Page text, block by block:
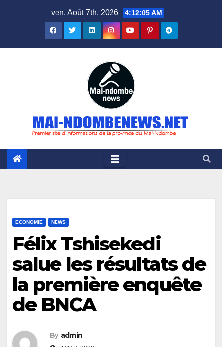
ven. Août 7th, 2026 4:12:06 AM
ECONOMIE NEWS
Félix Tshisekedi
salue les résultats de
la première enquête
de BNCA
By admin